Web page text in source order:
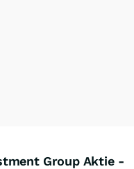
Group Aktie -